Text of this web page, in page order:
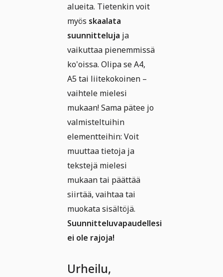
alueita. Tietenkin voit
myös skaalata
suunnitteluja ja
vaikuttaa pienemmissä
ko'oissa. Olipa se A4,
A5 tai liitekokoinen –
vaihtele mielesi
mukaan! Sama pätee jo
valmisteltuihin
elementteihin: Voit
muuttaa tietoja ja
tekstejä mielesi
mukaan tai päättää
siirtää, vaihtaa tai
muokata sisältöjä.
Suunnitteluvapaudellesi
ei ole rajoja!
Urheilu,